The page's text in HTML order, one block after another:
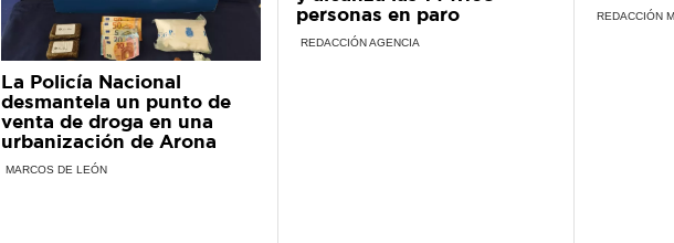
La Policía Nacional
desmantela un punto de
venta de droga en una
urbanización de Arona
MARCOS DE LEÓN
personas en paro
REDACCIÓN AGENCIA
REDACCIÓN